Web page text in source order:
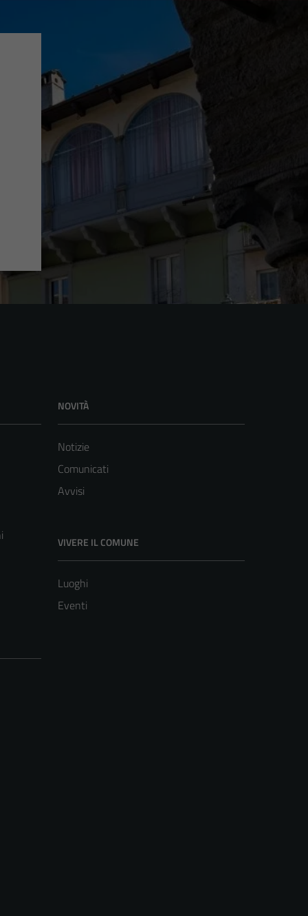
NOVITÀ
Notizie
Comunicati
Avvisi
VIVERE IL COMUNE
Luoghi
Eventi